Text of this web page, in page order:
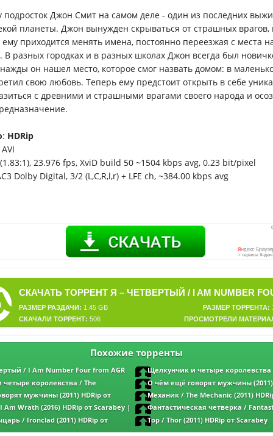
Джон Смит на самом деле - один из последних
планеты. Джон вынужден скрываться от страшных
ему приходится менять имена, постоянно переезжая с места
В разных городках и в разных школах Джон всегда был
он нашел место, которое смог назвать домом: в
свою любовь. Теперь ему предстоит открыть в себе
с древними и страшными врагами своего народа и
: HDRip
23.976 fps, XviD build 50 ~1504 kbps avg, 0.23 bit/pixel
Dolby Digital, 3/2 (L,C,R,l,r) + LFE ch, ~384.00 kbps avg
РАЗМЕР ТОРРЕНТА:
РАЗМЕР РАЗДАЧИ: 1.45 GB
ПРОСМОТРЕЛИ
СКАЧАЛИ ТОРРЕНТ: 506
Похожие торренты
/ I Am Number Four from AGR
MP3
Щелкунчик и четыре королевства
Nutcracker and the Four Realms (2018)
Scarabey | Лицензия
королевства / The
Four Realms (2018) HDRip от
О чём ещё говорят мужчины (2011)
Scarabey | Лицензия
мужчины (2011) HDRip от
Механик / The Mechanic (2011)
Лицензия
Am Wrath (2016) HDRip от Scarabey |
Фантастическая четверка /
HDRip от Scarabey | Чистый звук
/ Ironclad (2011) HDRip от
Тор / Thor (2011) HDRip от Scarabey